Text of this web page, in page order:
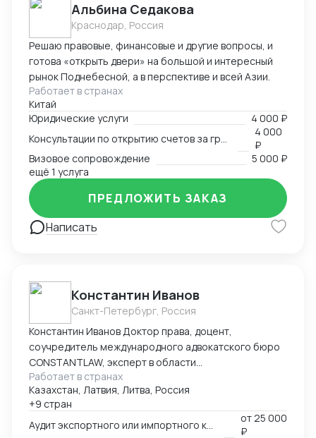
Альбина Седакова
Краснодар, Россия
Решаю правовые, финансовые и другие вопросы, и
готова «открыть двери» на большой и интересный
рынок Поднебесной, а в перспективе и всей Азии.
Работает в странах
Китай
Юридические услуги
4 000 ₽
4 000
₽
Визовое сопровождение
5 000 ₽
ещё 1 услуга
Написать
ПРЕДЛОЖИТЬ ЗАКАЗ
Константин Иванов
Санкт-Петербург, Россия
Константин Иванов Доктор права, доцент,
соучредитель международного адвокатского бюро
CONSTANTLAW, эксперт в области
внешнеэкономической деятельности,
сопровождения международных сделок и решения
внешнеэкономических споров. Международный
арбитр (Рижский третейский суд / Рига, Латвия,
Работает в странах
Казахстан, Латвия, Литва, Россия
+9 стран
от25 000
₽